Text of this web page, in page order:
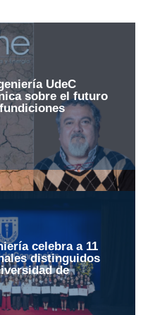
UdeC
sobre el futuro
celebra a 11
distinguidos
de